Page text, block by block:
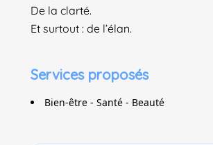
De la clarté.
Et surtout : de l’élan.
Services proposés
Bien-être - Santé - Beauté